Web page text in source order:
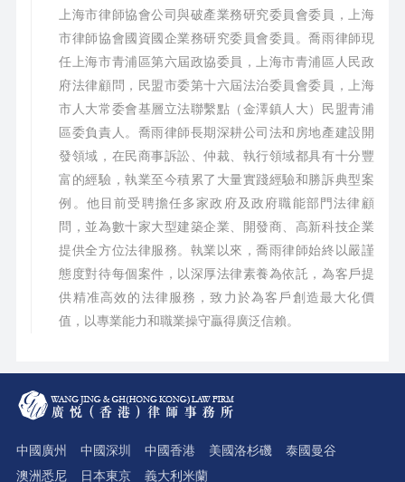
上海市律師協會公司與破產業務研究委員會委員，上海
市律師協會國資國企業務研究委員會委員。喬雨律師現
任上海市青浦區第六屆政協委員，上海市青浦區人民政
府法律顧問，民盟市委第十六屆法治委員會委員，上海
市人大常委會基層立法聯繫點（金澤鎮人大）民盟青浦
區委負責人。喬雨律師長期深耕公司法和房地產建設開
發領域，在民商事訴訟、仲裁、執行領域都具有十分豐
富的經驗，執業至今積累了大量實踐經驗和勝訴典型案
例。他目前受聘擔任多家政府及政府職能部門法律顧
問，並為數十家大型建築企業、開發商、高新科技企業
提供全方位法律服務。執業以來，喬雨律師始終以嚴謹
態度對待每個案件，以深厚法律素養為依託，為客戶提
供精准高效的法律服務，致力於為客戶創造最大化價
值，以專業能力和職業操守贏得廣泛信賴。
中國廣州 中國深圳 中國香港 美國洛杉磯
泰國曼谷
澳洲悉尼
日本東京 義大利米蘭